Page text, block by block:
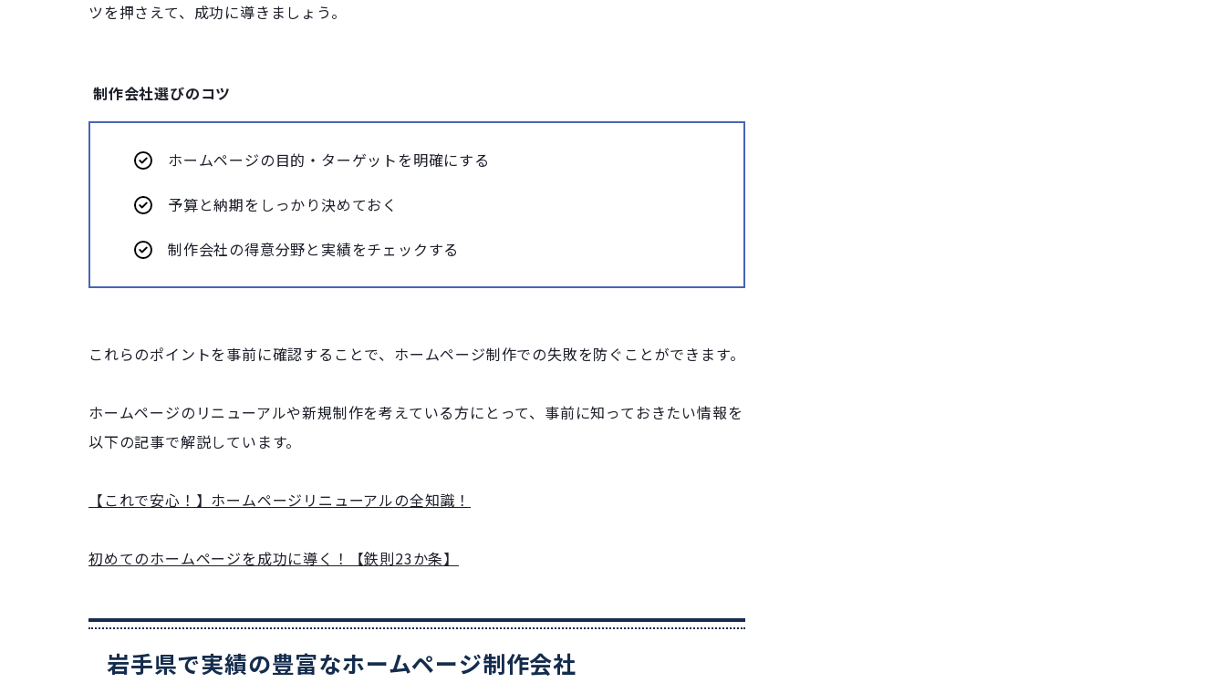
ツを押さえて、成功に導きましょう。
制作会社選びのコツ
ホームページの目的・ターゲットを明確にする
予算と納期をしっかり決めておく
制作会社の得意分野と実績をチェックする
これらのポイントを事前に確認することで、ホームページ制作での失敗を防ぐことができます。
ホームページのリニューアルや新規制作を考えている方にとって、事前に知っておきたい情報を
以下の記事で解説しています。
【これで安心！】ホームページリニューアルの全知識！
初めてのホームページを成功に導く！【鉄則23か条】
岩手県で実績の豊富なホームページ制作会社